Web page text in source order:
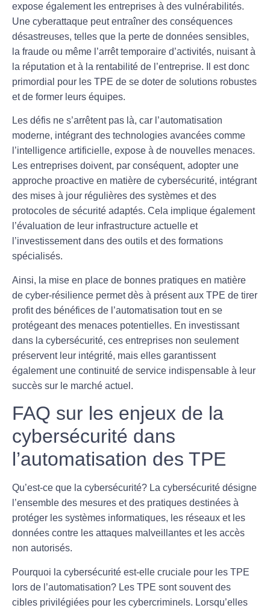
expose également les entreprises à des vulnérabilités.
Une cyberattaque peut entraîner des conséquences
désastreuses, telles que la perte de données sensibles,
la fraude ou même l’arrêt temporaire d’activités, nuisant à
la réputation et à la rentabilité de l’entreprise. Il est donc
primordial pour les TPE de se doter de solutions robustes
et de former leurs équipes.
Les défis ne s’arrêtent pas là, car l’automatisation
moderne, intégrant des technologies avancées comme
l’intelligence artificielle, expose à de nouvelles menaces.
Les entreprises doivent, par conséquent, adopter une
approche proactive en matière de cybersécurité, intégrant
des mises à jour régulières des systèmes et des
protocoles de sécurité adaptés. Cela implique également
l’évaluation de leur infrastructure actuelle et
l’investissement dans des outils et des formations
spécialisés.
Ainsi, la mise en place de bonnes pratiques en matière
de cyber-résilience permet dès à présent aux TPE de tirer
profit des bénéfices de l’automatisation tout en se
protégeant des menaces potentielles. En investissant
dans la cybersécurité, ces entreprises non seulement
préservent leur intégrité, mais elles garantissent
également une continuité de service indispensable à leur
succès sur le marché actuel.
FAQ sur les enjeux de la
cybersécurité dans
l’automatisation des TPE
Qu’est-ce que la cybersécurité? La cybersécurité désigne
l’ensemble des mesures et des pratiques destinées à
protéger les systèmes informatiques, les réseaux et les
données contre les attaques malveillantes et les accès
non autorisés.
Pourquoi la cybersécurité est-elle cruciale pour les TPE
lors de l’automatisation? Les TPE sont souvent des
cibles privilégiées pour les cybercriminels. Lorsqu’elles